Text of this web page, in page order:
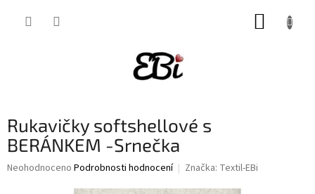
Rukavičky softshellové s
BERÁNKEM -Srnečka
Průměrné
Neohodnoceno Podrobnosti hodnocení Značka: Textil-EBi